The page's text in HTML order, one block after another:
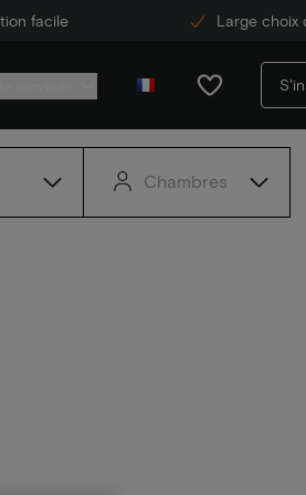
facile Large choix
Chambres